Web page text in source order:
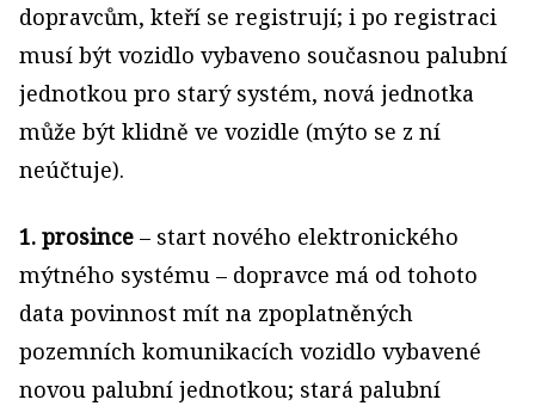
dopravcům, kteří se registrují; i po registraci
musí být vozidlo vybaveno současnou palubní
jednotkou pro starý systém, nová jednotka
může být klidně ve vozidle (mýto se z ní
neúčtuje).
1. prosince – start nového elektronického
mýtného systému – dopravce má od tohoto
data povinnost mít na zpoplatněných
pozemních komunikacích vozidlo vybavené
novou palubní jednotkou; stará palubní